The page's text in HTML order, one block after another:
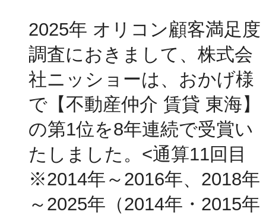
2025年 オリコン顧客満足度
調査におきまして、株式会
社ニッショーは、おかげ様
で【不動産仲介 賃貸 東海】
の第1位を8年連続で受賞い
たしました。<通算11回目
※2014年～2016年、2018年
～2025年（2014年・2015年